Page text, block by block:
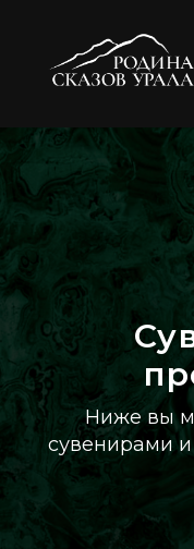
Ниже вы
сувенирами и